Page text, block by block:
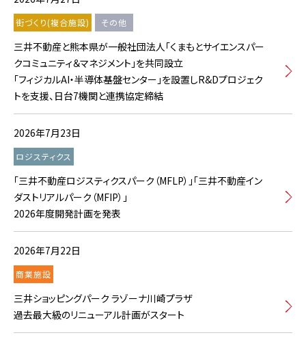
街づくり(複合施設) その他
三井不動産と熊本県が一般社団法人「くまもとサイエンスパー
クコミュニティ＆マネジメント」を共同設立
「フィジカルAI・半導体基盤センター」を設置しR&Dプロジェク
トを支援、日台7機関と連携協定締結
2026年7月23日
ロジスティクス
「三井不動産ロジスティクスパーク（MFLP）」「三井不動産イン
ダストリアルパーク（MFIP）」
2026年度開発計画を発表
2026年7月22日
商業施設
三井ショッピングパーク ラゾーナ川崎プラザ
過去最大級のリニューアル計画がスタート